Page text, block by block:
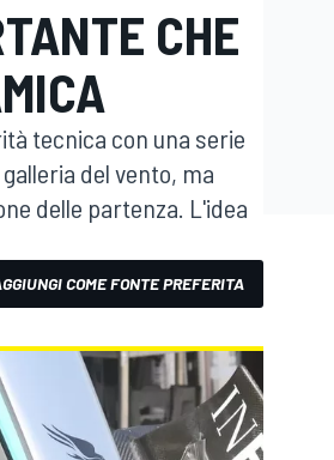
CHE
tecnica con una serie
del vento, ma
delle partenza. L'idea
COME FONTE PREFERITA